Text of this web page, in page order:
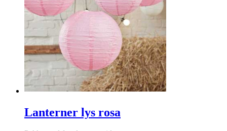
Lanterner lys rosa